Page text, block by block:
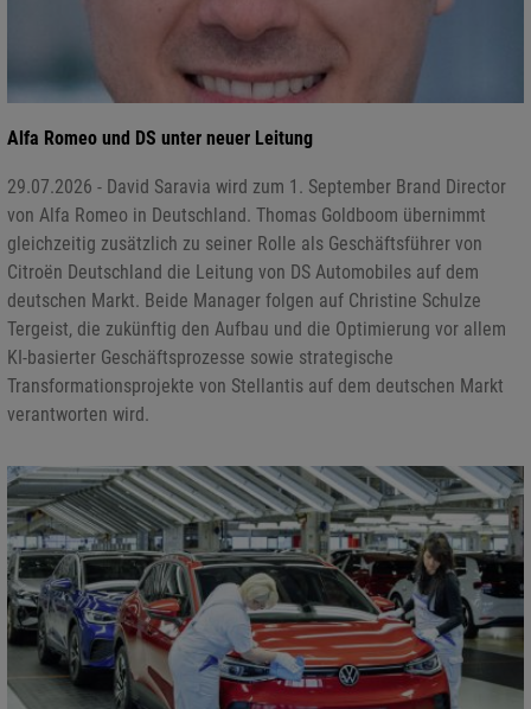
Alfa Romeo und DS unter neuer Leitung
29.07.2026 - David Saravia wird zum 1. September Brand Director
von Alfa Romeo in Deutschland. Thomas Goldboom übernimmt
gleichzeitig zusätzlich zu seiner Rolle als Geschäftsführer von
Citroën Deutschland die Leitung von DS Automobiles auf dem
deutschen Markt. Beide Manager folgen auf Christine Schulze
Tergeist, die zukünftig den Aufbau und die Optimierung vor allem
KI-basierter Geschäftsprozesse sowie strategische
Transformationsprojekte von Stellantis auf dem deutschen Markt
verantworten wird.